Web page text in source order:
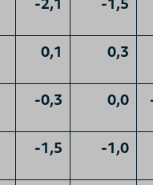
-2,1 -1,5
0,1 0,3
-0,3 0,0
-1,5 -1,0